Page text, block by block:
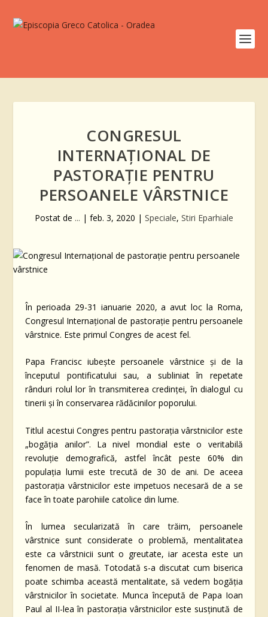
CONGRESUL
INTERNAȚIONAL DE
PASTORAȚIE PENTRU
PERSOANELE VÂRSTNICE
Postat de ... | feb. 3, 2020 | Speciale, Stiri Eparhiale
În perioada 29-31 ianuarie 2020, a avut loc la Roma,
Congresul Internațional de pastorație pentru persoanele
vârstnice. Este primul Congres de acest fel.
Papa Francisc iubește persoanele vârstnice și de la
începutul pontificatului sau, a subliniat în repetate
rânduri rolul lor în transmiterea credinței, în dialogul cu
tinerii și în conservarea rădăcinilor poporului.
Titlul acestui Congres pentru pastorația vârstnicilor este
„bogăția anilor”. La nivel mondial este o veritabilă
revoluție demografică, astfel încât peste 60% din
populația lumii este trecută de 30 de ani. De aceea
pastorația vârstnicilor este impetuos necesară de a se
face în toate parohiile catolice din lume.
În lumea secularizată în care trăim, persoanele
vârstnice sunt considerate o problemă, mentalitatea
este ca vârstnicii sunt o greutate, iar acesta este un
fenomen de masă. Totodată s-a discutat cum biserica
poate schimba această mentalitate, să vedem bogăția
vârstnicilor în societate. Munca începută de Papa Ioan
Paul al II-lea în pastorația vârstnicilor este susținută de